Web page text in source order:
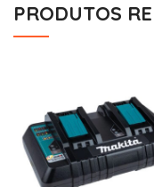
PRODUTOS